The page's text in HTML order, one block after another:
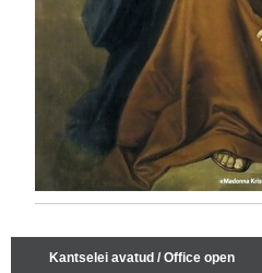
Kantselei avatud / Office open